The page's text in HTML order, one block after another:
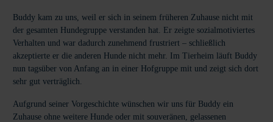
Buddy kam zu uns, weil er sich in seinem früheren Zuhause nicht mit
der gesamten Hundegruppe verstanden hat. Er zeigte sozialmotiviertes
Verhalten und war dadurch zunehmend frustriert – schließlich
akzeptierte er die anderen Hunde nicht mehr. Im Tierheim läuft Buddy
nun tagsüber von Anfang an in einer Hofgruppe mit und zeigt sich dort
sehr gut verträglich.
Aufgrund seiner Vorgeschichte wünschen wir uns für Buddy ein
Zuhause ohne weitere Hunde oder mit souveränen, gelassenen